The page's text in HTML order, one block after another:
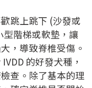
跳上跳下 (沙發或
階梯或軟墊，讓
，導致脊椎受傷。
的好發犬種，
查。除了基本的理